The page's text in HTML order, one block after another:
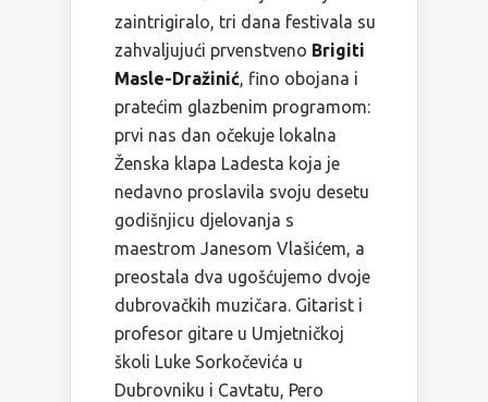
zaintrigiralo, tri dana festivala su
zahvaljujući prvenstveno Brigiti
Masle-Dražinić, fino obojana i
pratećim glazbenim programom:
prvi nas dan očekuje lokalna
Ženska klapa Ladesta koja je
nedavno proslavila svoju desetu
godišnjicu djelovanja s
maestrom Janesom Vlašićem, a
preostala dva ugošćujemo dvoje
dubrovačkih muzičara. Gitarist i
profesor gitare u Umjetničkoj
školi Luke Sorkočevića u
Dubrovniku i Cavtatu, Pero